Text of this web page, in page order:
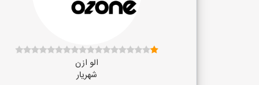
الو ازن
شهریار